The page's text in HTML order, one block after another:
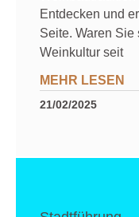
Entdecken und
Seite. Waren
Weinkultur seit
MEHR LESEN
21/02/2025